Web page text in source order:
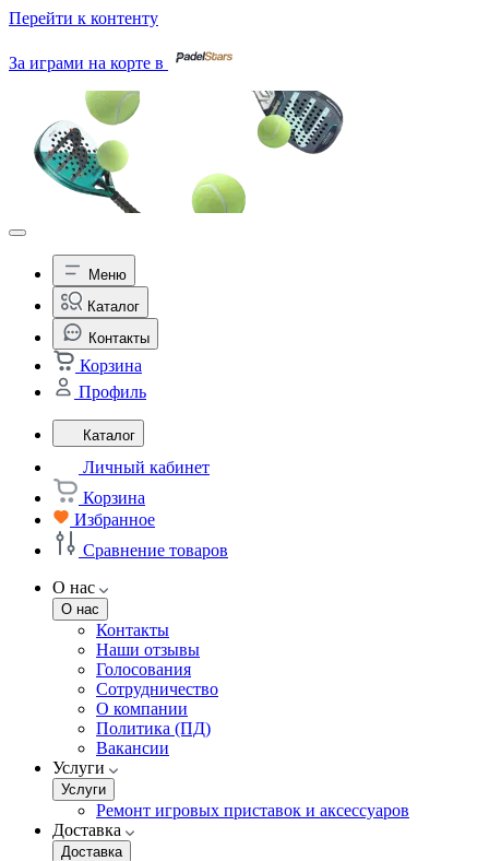
Перейти к контенту
За играми на корте в
Меню
Каталог
Контакты
Корзина
Профиль
Каталог
Личный кабинет
Корзина
Избранное
Сравнение товаров
О нас
О нас
Контакты
Наши отзывы
Голосования
Сотрудничество
О компании
Политика (ПД)
Вакансии
Услуги
Услуги
Ремонт игровых приставок и аксессуаров
Доставка
Доставка